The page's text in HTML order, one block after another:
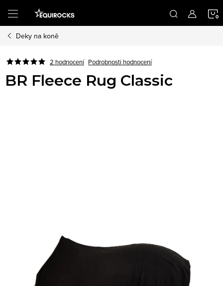
obsah
Deky na koně
2 hodnocení Podrobnosti hodnocení
BR Fleece Rug Classic